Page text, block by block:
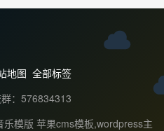
地图 全部标签
：576834313
模版 苹果cms模板,wordpress主